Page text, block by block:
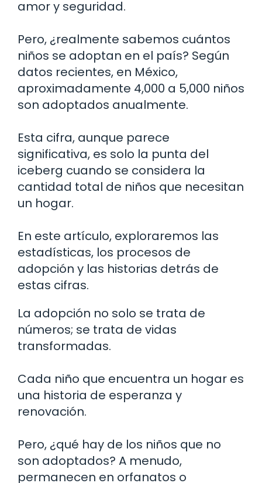
amor y seguridad.
Pero, ¿realmente sabemos cuántos
niños se adoptan en el país? Según
datos recientes, en México,
aproximadamente 4,000 a 5,000 niños
son adoptados anualmente.
Esta cifra, aunque parece
significativa, es solo la punta del
iceberg cuando se considera la
cantidad total de niños que necesitan
un hogar.
En este artículo, exploraremos las
estadísticas, los procesos de
adopción y las historias detrás de
estas cifras.
La adopción no solo se trata de
números; se trata de vidas
transformadas.
Cada niño que encuentra un hogar es
una historia de esperanza y
renovación.
Pero, ¿qué hay de los niños que no
son adoptados? A menudo,
permanecen en orfanatos o